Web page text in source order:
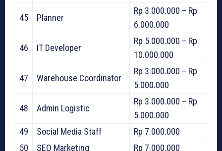
45 Planner
Rp 3.000.000 – Rp
6.000.000
46 IT Developer
Rp 5.000.000 – Rp
10.000.000
47 Warehouse Coordinator
Rp 3.000.000 – Rp
5.000.000
48 Admin Logistic
Rp 3.000.000 – Rp
5.000.000
49
Social Media Staff
Rp 7.000.000
50
SEO Marketing Rp 7.000.000